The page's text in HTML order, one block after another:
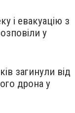
і евакуацію з
у
загинули від
дрона у